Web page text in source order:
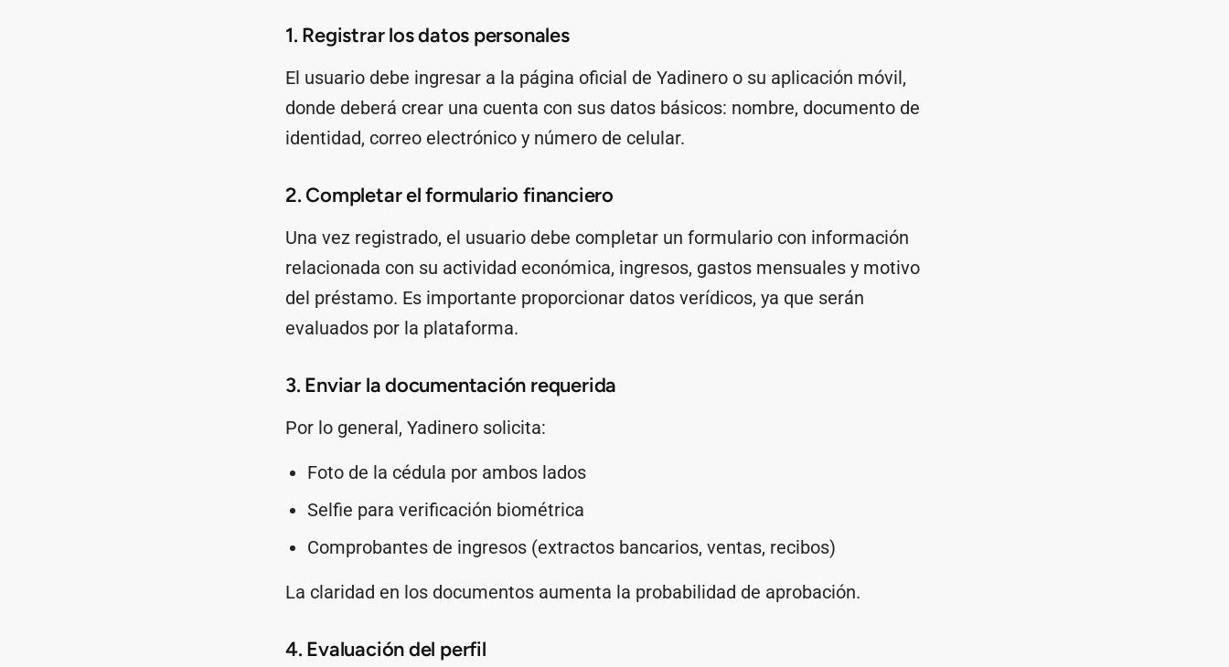
1. Registrar los datos personales
El usuario debe ingresar a la página oficial de Yadinero o su aplicación móvil,
donde deberá crear una cuenta con sus datos básicos: nombre, documento de
identidad, correo electrónico y número de celular.
2. Completar el formulario financiero
Una vez registrado, el usuario debe completar un formulario con información
relacionada con su actividad económica, ingresos, gastos mensuales y motivo
del préstamo. Es importante proporcionar datos verídicos, ya que serán
evaluados por la plataforma.
3. Enviar la documentación requerida
Por lo general, Yadinero solicita:
Foto de la cédula por ambos lados
Selfie para verificación biométrica
Comprobantes de ingresos (extractos bancarios, ventas, recibos)
La claridad en los documentos aumenta la probabilidad de aprobación.
4. Evaluación del perfil